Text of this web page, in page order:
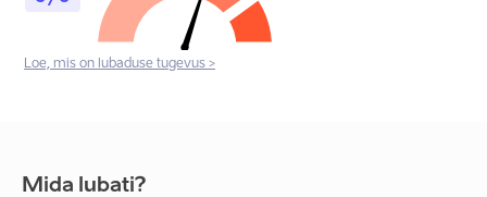
Loe, mis on lubaduse tugevus >
Mida lubati?